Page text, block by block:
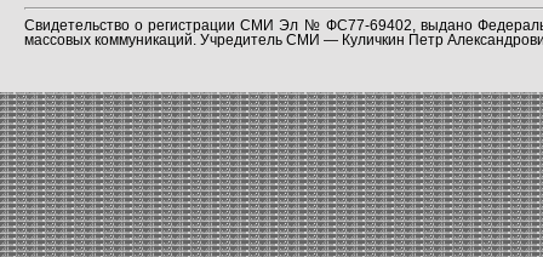
Свидетельство о регистрации СМИ Эл № ФС77-69402, выдано
массовых коммуникаций. Учредитель СМИ — Куличкин Петр